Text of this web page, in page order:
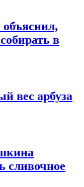
в
вес арбуза
сливочное